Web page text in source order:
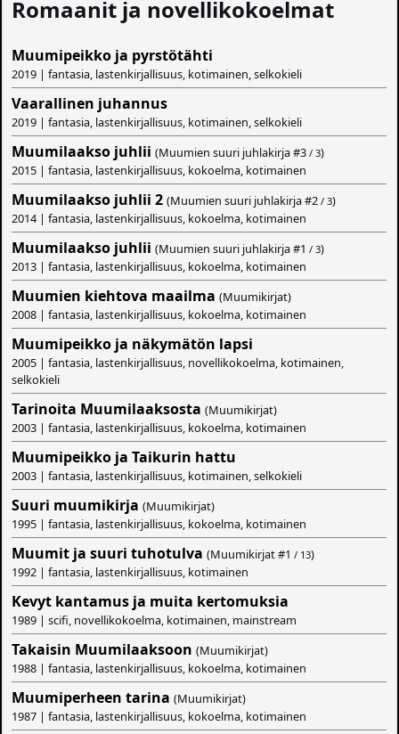
Romaanit ja novellikokoelmat
Muumipeikko ja pyrstötähti
2019 | fantasia, lastenkirjallisuus, kotimainen, selkokieli
Vaarallinen juhannus
2019 | fantasia, lastenkirjallisuus, kotimainen, selkokieli
Muumilaakso juhlii (Muumien suuri juhlakirja #3 / 3)
2015 | fantasia, lastenkirjallisuus, kokoelma, kotimainen
Muumilaakso juhlii 2 (Muumien suuri juhlakirja #2 / 3)
2014 | fantasia, lastenkirjallisuus, kokoelma, kotimainen
Muumilaakso juhlii (Muumien suuri juhlakirja #1 / 3)
2013 | fantasia, lastenkirjallisuus, kokoelma, kotimainen
Muumien kiehtova maailma (Muumikirjat)
2008 | fantasia, lastenkirjallisuus, kokoelma, kotimainen
Muumipeikko ja näkymätön lapsi
2005 | fantasia, lastenkirjallisuus, novellikokoelma, kotimainen,
selkokieli
Tarinoita Muumilaaksosta (Muumikirjat)
2003 | fantasia, lastenkirjallisuus, kokoelma, kotimainen
Muumipeikko ja Taikurin hattu
2003 | fantasia, lastenkirjallisuus, kotimainen, selkokieli
Suuri muumikirja (Muumikirjat)
1995 | fantasia, lastenkirjallisuus, kokoelma, kotimainen
Muumit ja suuri tuhotulva (Muumikirjat #1 / 13)
1992 | fantasia, lastenkirjallisuus, kotimainen
Kevyt kantamus ja muita kertomuksia
1989 | scifi, novellikokoelma, kotimainen, mainstream
Takaisin Muumilaaksoon(Muumikirjat)
1988 | fantasia, lastenkirjallisuus, kokoelma, kotimainen
Muumiperheen tarina (Muumikirjat)
1987 | fantasia, lastenkirjallisuus, kokoelma, kotimainen